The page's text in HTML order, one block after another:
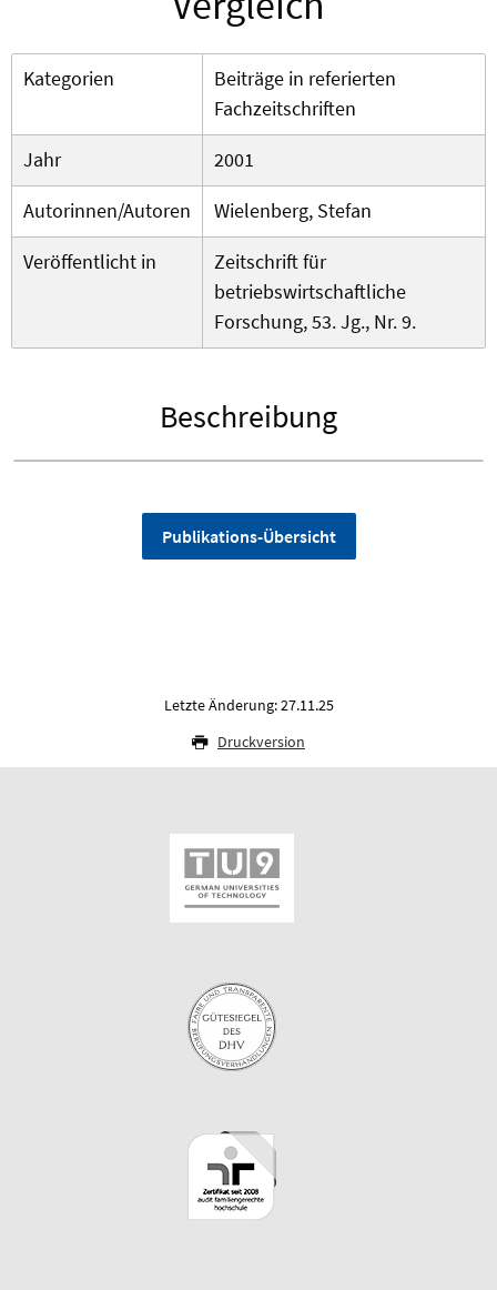
Kategorien
Beiträge in referierten
Fachzeitschriften
Jahr
2001
Autorinnen/Autoren
Wielenberg, Stefan
Veröffentlicht in
Zeitschrift für
betriebswirtschaftliche
Forschung, 53. Jg., Nr. 9.
Beschreibung
Publikations-Übersicht
Letzte Änderung: 27.11.25
Druckversion